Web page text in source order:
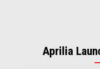
Aprilia